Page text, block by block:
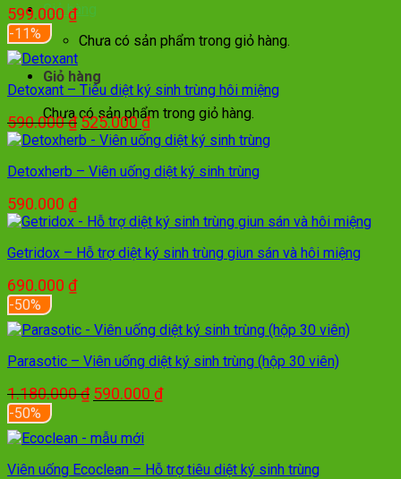
Giỏ hàng
Chưa có sản phẩm trong giỏ hàng.
Giỏ hàng
Chưa có sản phẩm trong giỏ hàng.
599.000₫
-11%
Detoxant – Tiêu diệt ký sinh trùng hôi miệng
590.000₫Giá
gốc
590.000 ₫.
525.000₫Giá
hiện
là:
Detoxherb – Viên uống diệt ký sinh trùng
590.000 ₫
Getridox – Hỗ trợ diệt ký sinh trùng giun sán và hôi miệng
690.000 ₫
-50%
Parasotic – Viên uống diệt ký sinh trùng (hộp 30 viên)
1.180.000₫ Giá
là:
1.180.000 ₫.
590.000 ₫Giá
590.000 ₫.
-50%
Viên uống Ecoclean – Hỗ trợ tiêu diệt ký sinh trùng